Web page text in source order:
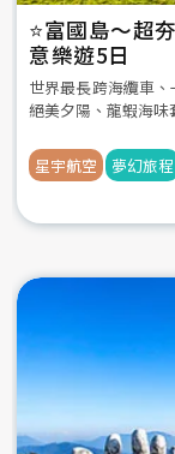
⭐️富國島～超
意樂遊5日
世界最長跨海纜車
絕美夕陽、龍蝦海味
星宇航空 夢幻旅程